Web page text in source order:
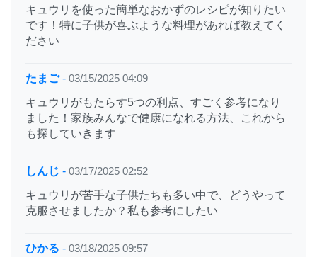
キュウリを使った簡単なおかずのレシピが知りたい
です！特に子供が喜ぶような料理があれば教えてく
ださい
たまご- 03/15/2025 04:09
キュウリがもたらす5つの利点、すごく参考になり
ました！家族みんなで健康になれる方法、これから
も探していきます
しんじ - 03/17/2025 02:52
キュウリが苦手な子供たちも多い中で、どうやって
克服させましたか？私も参考にしたい
ひかる - 03/18/2025 09:57